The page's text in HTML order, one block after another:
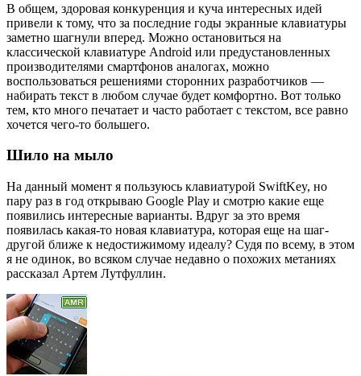
В общем, здоровая конкуренция и куча интересных идей
привели к тому, что за последние годы экранные клавиатуры
заметно шагнули вперед. Можно остановиться на
классической клавиатуре Android или предустановленных
производителями смартфонов аналогах, можно
воспользоваться решениями сторонних разработчиков —
набирать текст в любом случае будет комфортно. Вот только
тем, кто много печатает и часто работает с текстом, все равно
хочется чего-то большего.
Шило на мыло
На данный момент я пользуюсь клавиатурой SwiftKey, но
пару раз в год открываю Google Play и смотрю какие еще
появились интересные варианты. Вдруг за это время
появилась какая-то новая клавиатура, которая еще на шаг-
другой ближе к недостижимому идеалу? Судя по всему, в этом
я не одинок, во всяком случае недавно о похожих метаниях
рассказал Артем Лутфуллин.